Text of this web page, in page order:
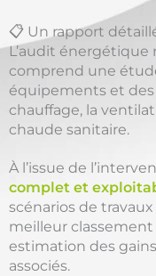
📋 Un rapport
L’audit énergétique
comprend une
équipements et des
chauffage, la
chaude sanitaire.
À l’issue de
complet et
scénarios de
meilleur
estimation des
associés.